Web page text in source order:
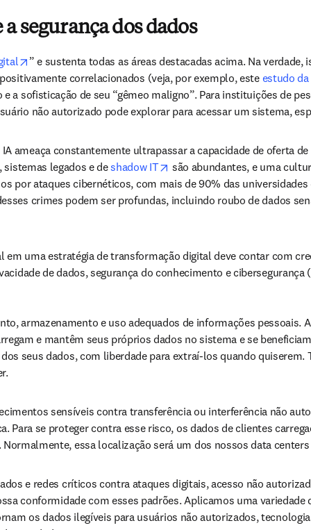
segurança dos dados
opens in new tab/window
” e sustenta todas as áreas destacadas acima. Na
correlacionados (veja, por exemplo, este estudo da
a sofisticação de seu “gêmeo maligno”. Para instituições de
não autorizado pode explorar para acessar um sistema,
ameaça constantemente ultrapassar a capacidade de oferta
sistemas legados e de shadow IT opens in new tab/window
são abundantes, e uma
por ataques cibernéticos, com mais de 90% das
crimes podem ser profundas, incluindo roubo de dados
uma estratégia de transformação digital deve contar com
de dados, segurança do conhecimento e
armazenamento e uso adequados de informações pessoais.
e mantêm seus próprios dados no sistema e se
seus dados, com liberdade para extraí-los quando
sensíveis contra transferência ou interferência não
Para se proteger contra esse risco, os dados de clientes
essa localização será um dos nossos data
e redes críticos contra ataques digitais, acesso não
tab/window
conformidade com esses padrões. Aplicamos uma
os dados ilegíveis para usuários não autorizados,